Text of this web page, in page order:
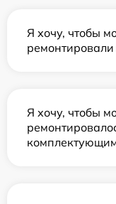
Я хочу, чтобы
Я хочу, чтобы